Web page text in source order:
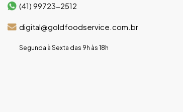
(41) 99723-2512
digital@goldfoodservice.com.br
Segunda à Sexta das 9h às 18h